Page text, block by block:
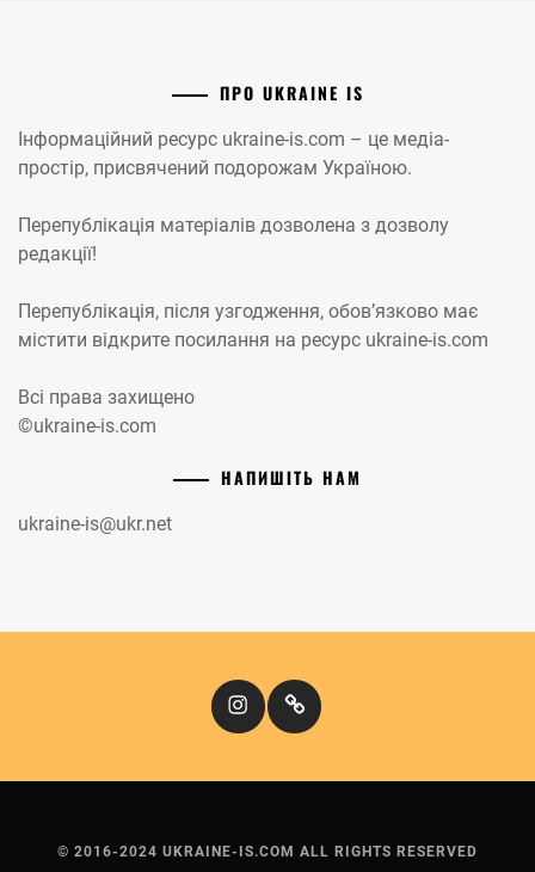
ПРО UKRAINE IS
Інформаційний ресурс ukraine-is.com – це медіа-
простір, присвячений подорожам Україною.
Перепублікація матеріалів дозволена з дозволу
редакції!
Перепублікація, після узгодження, обов’язково має
містити відкрите посилання на ресурс ukraine-is.com
Всі права захищено
©ukraine-is.com
НАПИШІТЬ НАМ
ukraine-is@ukr.net
InstagramКіномандри
© 2016-2024 UKRAINE-IS.COM ALL RIGHTS RESERVED